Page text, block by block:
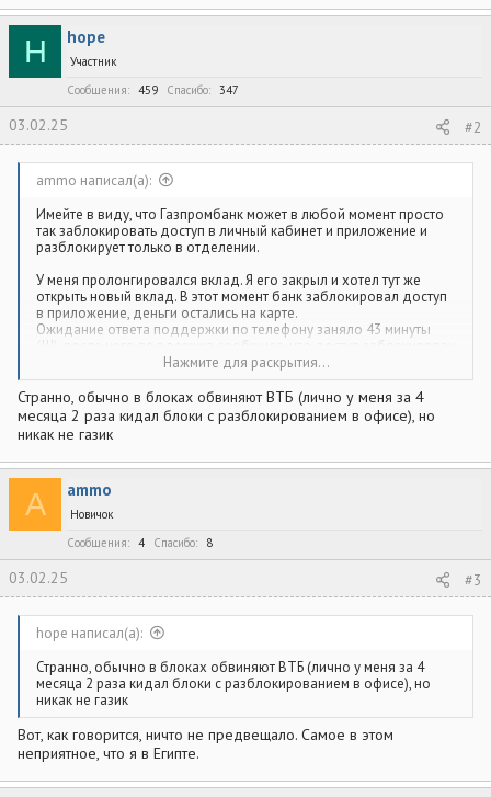
а
к
ц
и
H hope
Участник
Сообщения
459 Спасибо 347
03.02.25 #2
ammo написал(а):
Имейте в виду, что Газпромбанк может в любой момент просто
так заблокировать доступ в личный кабинет и приложение и
разблокирует только в отделении.
У меня пролонгировался вклад. Я его закрыл и хотел тут же
открыть новый вклад. В этот момент банк заблокировал доступ
в приложение, деньги остались на карте.
Ожидание ответа поддержки по телефону заняло 43 минуты
(!!!), после чего поддержка сообщила, что доступ заблокирован
из-за подозрения мошенничества (оказывается, с точки зрения
Газпромбанка открытие вклада является подозрительным) и
разблокировать доступ можно ТОЛЬКО В ОТДЕЛЕНИИ БАНКА,
до ближайшейго из которых от меня 5000 километров.
А что, очень удобно - теперь мои деньги приносят доход банку,
а не мне.
Нажмите для раскрытия...
Странно, обычно в блоках обвиняют ВТБ (лично у меня за 4
месяца 2 раза кидал блоки с разблокированием в офисе), но
никак не газик
A ammo
Новичок
Сообщения
4 Спасибо 8
03.02.25 #3
hope написал(а):
Странно, обычно в блоках обвиняют ВТБ (лично у меня за 4
месяца 2 раза кидал блоки с разблокированием в офисе), но
никак не газик
Вот, как говорится, ничто не предвещало. Самое в этом
неприятное, что я в Египте.